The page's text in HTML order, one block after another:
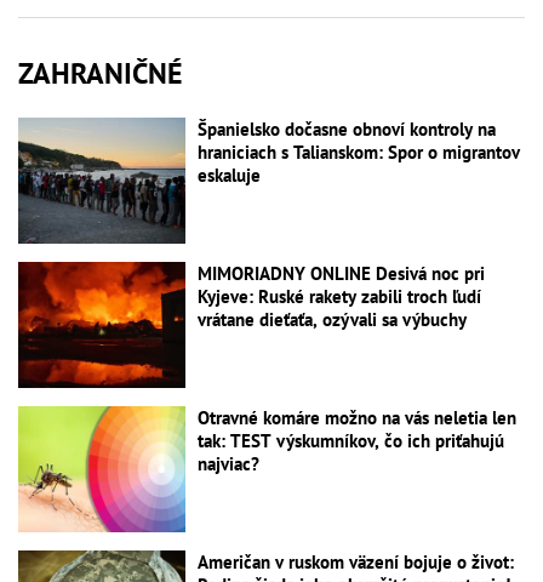
ZAHRANIČNÉ
Španielsko dočasne obnoví kontroly na
hraniciach s Talianskom: Spor o migrantov
eskaluje
MIMORIADNY ONLINE Desivá noc pri
Kyjeve: Ruské rakety zabili troch ľudí
vrátane dieťaťa, ozývali sa výbuchy
Otravné komáre možno na vás neletia len
tak: TEST výskumníkov, čo ich priťahujú
najviac?
Američan v ruskom väzení bojuje o život: